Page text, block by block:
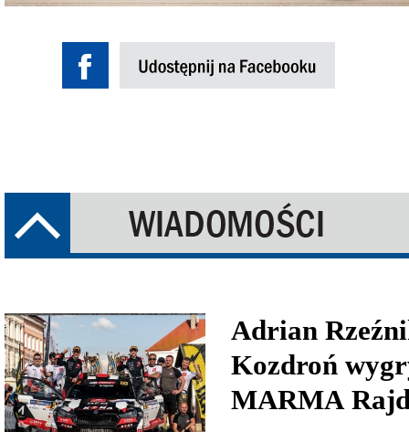
Adrian
Kozdroń
MARMA